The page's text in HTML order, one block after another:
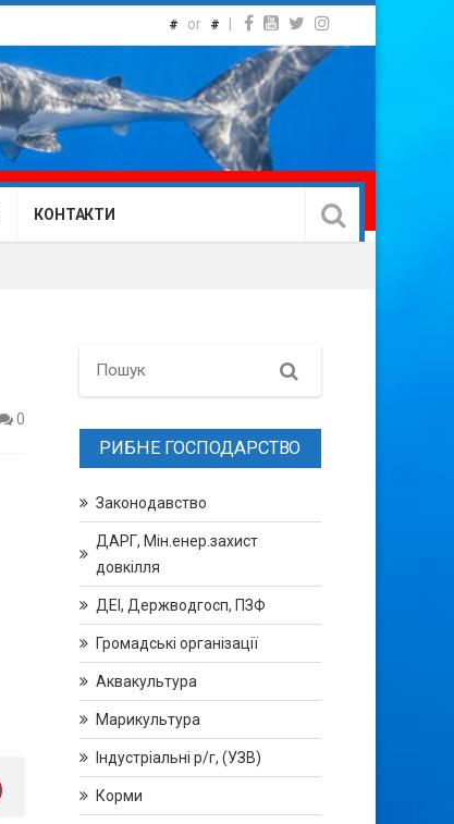
# or #
КОНТАКТИ
0
Search
РИБНЕ ГОСПОДАРСТВО
Законодавство
ДАРГ, Мін.енер.захист
довкілля
ДЕІ, Держводгосп, ПЗФ
Громадські організації
Аквакультура
Марикультура
Індустріальні р/г, (УЗВ)
Корми